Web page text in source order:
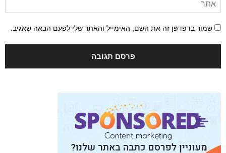
שמור בדפדפן זה את השם, האימייל והאתר שלי לפעם הבאה שאגיב.